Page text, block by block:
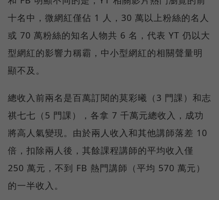
十名中，微網紅僅佔 1 人，30 萬以上粉絲的名人
或 70 萬粉絲的知名人物共 6 名，代表 YT 仍以大
型網紅的影響力稱霸，中小型網紅的相關聲量明
顯不及。
總收入前兩名是百萬訂閱的莫彩曦（3 門課）和志
祺七七（5 門課），各拿 7 千萬元總收入，成功
將高人氣變現。由於兩人收入和其他講師落差 10
倍，扣除兩人後，其餘課程講師的平均收入僅
250 萬元，不到 FB 熱門講師（平均 570 萬元）
的一半收入。